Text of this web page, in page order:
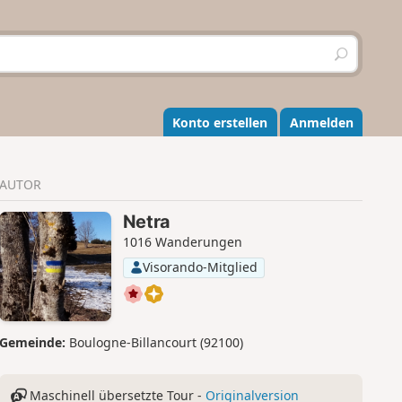
S
u
h
e
n
Konto erstellen Anmelden
AUTOR
Netra
1016 Wanderungen
Visorando-Mitglied
Gemeinde: Boulogne-Billancourt (92100)
Maschinell übersetzte Tour - Originalversion